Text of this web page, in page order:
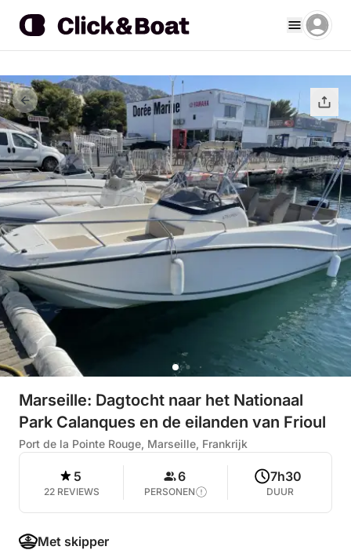
Marseille: Dagtocht naar het Nationaal
Park Calanques en de eilanden van Frioul
Port de la Pointe Rouge, Marseille, Frankrijk
5
22 REVIEWS
6
PERSONEN
7h30
DUUR
Met skipper